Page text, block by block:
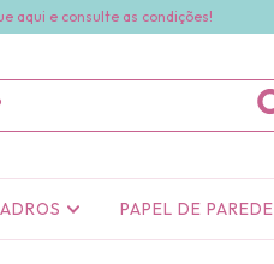
aqui e consulte as condições!
PAPEL DE PAREDE